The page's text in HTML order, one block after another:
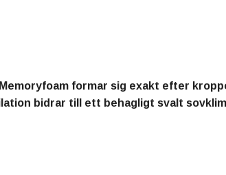
formar sig exakt efter
bidrar till ett behagligt svalt